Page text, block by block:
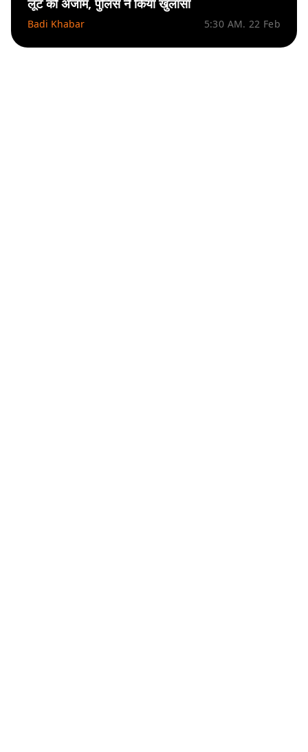
लूट को अंजाम, पुलिस ने किया खुलासा
Badi Khabar 5:30 AM. 22 Feb